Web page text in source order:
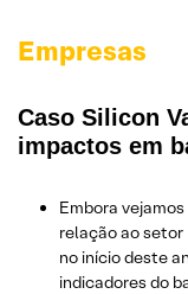
Empresas
Caso Silicon
impactos em
Embora
relação ao setor
no início deste
indicadores do